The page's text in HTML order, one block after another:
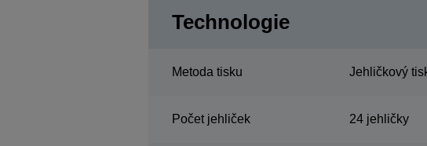
Technologie
Metoda tisku Jehličkový
Počet jehliček 24 jehličky